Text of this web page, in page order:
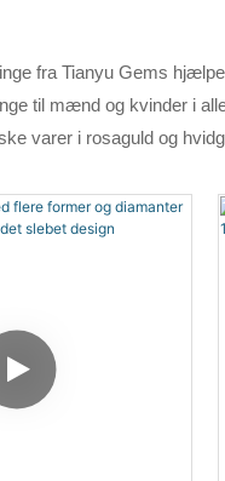
fra Tianyu Gems
til mænd og kvinder i
varer i rosaguld og